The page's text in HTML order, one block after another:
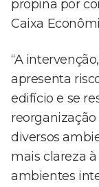
propina por
Caixa
“A
apresenta
edifício e se
diversos
mais clareza
ambientes